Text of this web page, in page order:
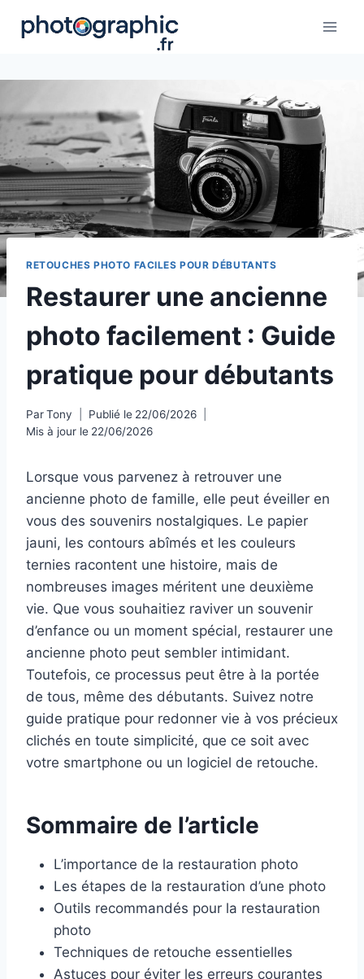
RETOUCHES PHOTO FACILES POUR DÉBUTANTS
Restaurer une ancienne
photo facilement : Guide
pratique pour débutants
ParTony Publié le 22/06/2026
Mis à jour le 22/06/2026
Lorsque vous parvenez à retrouver une
ancienne photo de famille, elle peut éveiller en
vous des souvenirs nostalgiques. Le papier
jauni, les contours abîmés et les couleurs
ternies racontent une histoire, mais de
nombreuses images méritent une deuxième
vie. Que vous souhaitiez raviver un souvenir
d’enfance ou un moment spécial, restaurer une
ancienne photo peut sembler intimidant.
Toutefois, ce processus peut être à la portée
de tous, même des débutants. Suivez notre
guide pratique pour redonner vie à vos précieux
clichés en toute simplicité, que ce soit avec
votre smartphone ou un logiciel de retouche.
Sommaire de l’article
L’importance de la restauration photo
Les étapes de la restauration d’une photo
Outils recommandés pour la restauration
photo
Techniques de retouche essentielles
Astuces pour éviter les erreurs courantes